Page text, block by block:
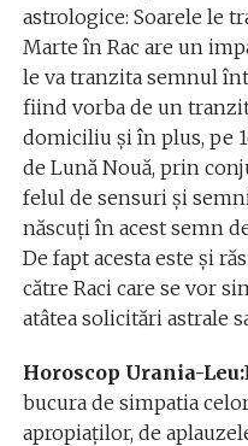
astrologice: Soarele le
Marte în Rac are un
le va tranzita semnul
fiind vorba de un
domiciliu și în plus, pe
de Lună Nouă, prin
felul de sensuri și
născuți în acest semn
De fapt acesta este și
către Raci care se vor
atâtea solicitări astrale
Horoscop Urania-Leu:
bucura de simpatia
apropiaților, de